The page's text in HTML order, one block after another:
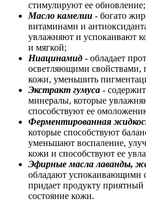
стимулируют ее обновление;
Масло камелии - богато
витаминами и
увлажняют и успокаивают
и мягкой;
Ниацинамид - обладает
осветляющими свойствами,
кожи, уменьшить
Экстракт гумуса -
минералы, которые
способствуют ее
Ферментированная
которые способствуют
уменьшают воспаление,
кожи и способствуют ее
Эфирные масла лаванды,
обладают успокаивающими
придает продукту
состояние кожи.